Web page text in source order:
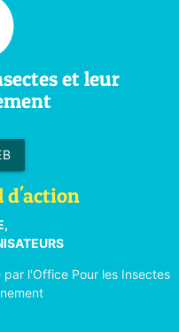
et leur
d'action
l'Office Pour les Insectes